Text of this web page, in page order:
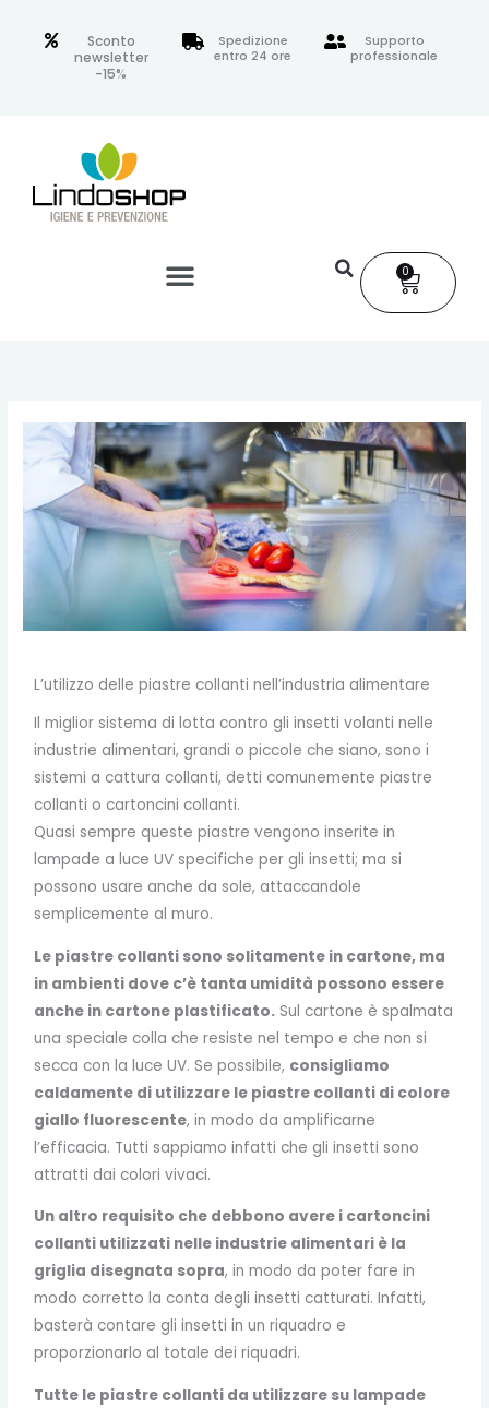
contenuto
0
Sconto
newsletter
-15%
Spedizione
entro 24 ore
Supporto
professionale
L’utilizzo delle piastre collanti nell’industria alimentare
Il miglior sistema di lotta contro gli insetti volanti nelle
industrie alimentari, grandi o piccole che siano, sono i
sistemi a cattura collanti, detti comunemente piastre
collanti o cartoncini collanti.
Quasi sempre queste piastre vengono inserite in
lampade a luce UV specifiche per gli insetti; ma si
possono usare anche da sole, attaccandole
semplicemente al muro.
Le piastre collanti sono solitamente in cartone, ma
in ambienti dove c’è tanta umidità possono essere
anche in cartone plastificato. Sul cartone è spalmata
una speciale colla che resiste nel tempo e che non si
secca con la luce UV. Se possibile, consigliamo
caldamente di utilizzare le piastre collanti di colore
giallo fluorescente, in modo da amplificarne
l’efficacia. Tutti sappiamo infatti che gli insetti sono
attratti dai colori vivaci.
Un altro requisito che debbono avere i cartoncini
collanti utilizzati nelle industrie alimentari è la
griglia disegnata sopra, in modo da poter fare in
modo corretto la conta degli insetti catturati. Infatti,
basterà contare gli insetti in un riquadro e
proporzionarlo al totale dei riquadri.
Tutte le piastre collanti da utilizzare su lampade